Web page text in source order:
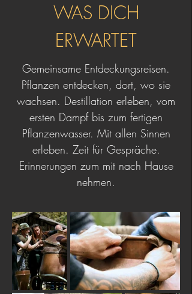
WAS DICH
ERWARTET
Gemeinsame Entdeckungsreisen.
Pflanzen entdecken, dort, wo sie
wachsen. Destillation erleben, vom
ersten Dampf bis zum fertigen
Pflanzenwasser. Mit allen Sinnen
erleben. Zeit für Gespräche.
Erinnerungen zum mit nach Hause
nehmen.